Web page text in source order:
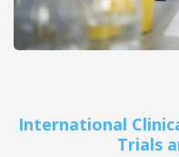
International
Trials